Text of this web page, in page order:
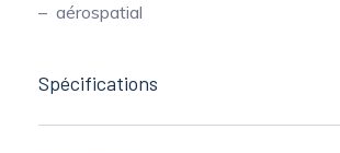
aérospatial
Spécifications